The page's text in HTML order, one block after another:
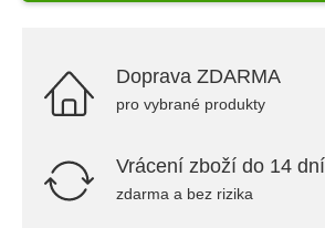
Doprava ZDARMA
pro vybrané produkty
Vrácení zboží do 14 dní
zdarma a bez rizika